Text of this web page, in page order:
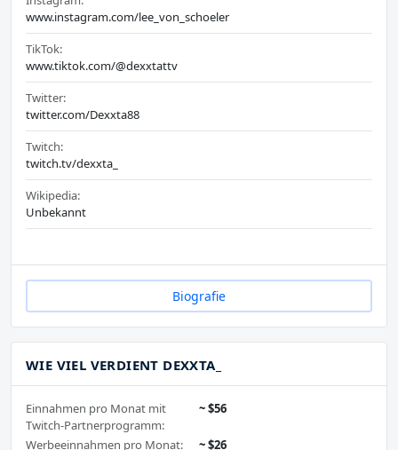
www.instagram.com/lee_von_schoeler
TikTok:
www.tiktok.com/@dexxtattv
Twitter:
twitter.com/Dexxta88
Twitch:
twitch.tv/dexxta_
Wikipedia:
Unbekannt
Biografie
WIE VIEL VERDIENT DEXXTA_
Einnahmen pro Monat mit
Twitch-Partnerprogramm:
~ $56
Werbeeinnahmen pro Monat:
~ $26